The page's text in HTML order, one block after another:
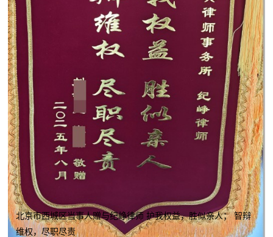
北京市西城区当事人赠与纪峥律师 护我权益，胜似亲人； 智辩
维权，尽职尽责